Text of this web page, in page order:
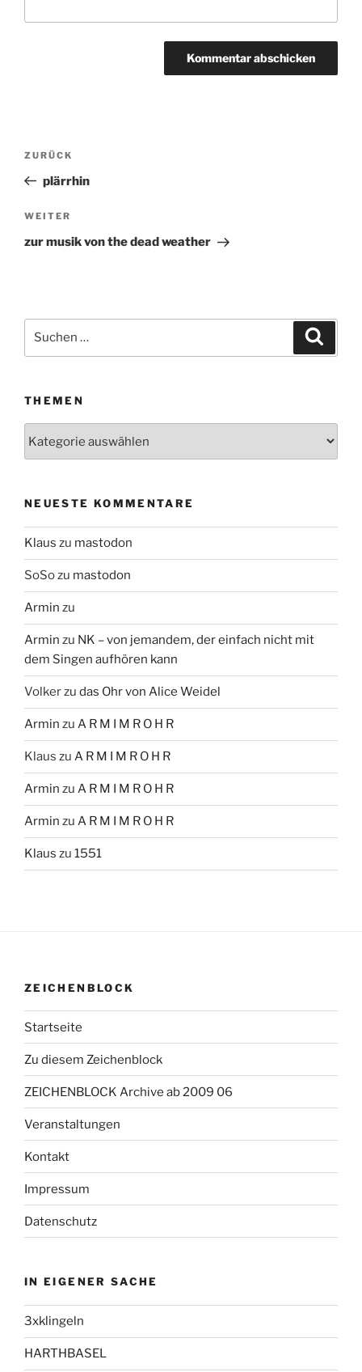
Beitragsnavigation
Vorheriger
Beitrag
ZURÜCK
plärrhin
Nächster
Beitrag
WEITER
zur musik von the dead weather
Suchen
THEMEN
NEUESTE KOMMENTARE
Klaus zu mastodon
SoSozu mastodon
Armin zu
Armin zu NK – von jemandem, der einfach nicht mit
dem Singen aufhören kann
Volkerzu das Ohr von Alice Weidel
Armin zu A R M I M R O H R
Klaus zu A R M I M R O H R
Armin zu A R M I M R O H R
Armin zu A R M I M R O H R
Klaus zu 1551
ZEICHENBLOCK
Startseite
Zu diesem Zeichenblock
ZEICHENBLOCK Archive ab 2009 06
Veranstaltungen
Kontakt
Impressum
Datenschutz
IN EIGENER SACHE
3xklingeln
HARTHBASEL